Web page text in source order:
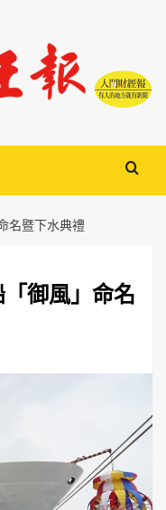
名暨下水典禮
御風」命名